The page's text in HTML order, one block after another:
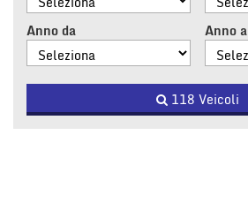
Anno da Anno a
118 Veicoli
Per
ottenere
maggiori
informazioni
sull'utilità
sul